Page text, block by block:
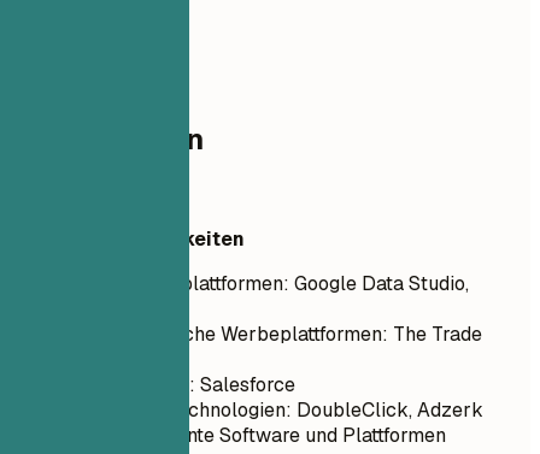
Kompetenzen
Technische Fähigkeiten
Datenanalyseplattformen: Google Data Studio,
Programmatische Werbeplattformen: The Trade
CRM-Systeme: Salesforce
Ad-Serving-Technologien: DoubleClick, Adzerk
Weitere relevante Software und Plattformen